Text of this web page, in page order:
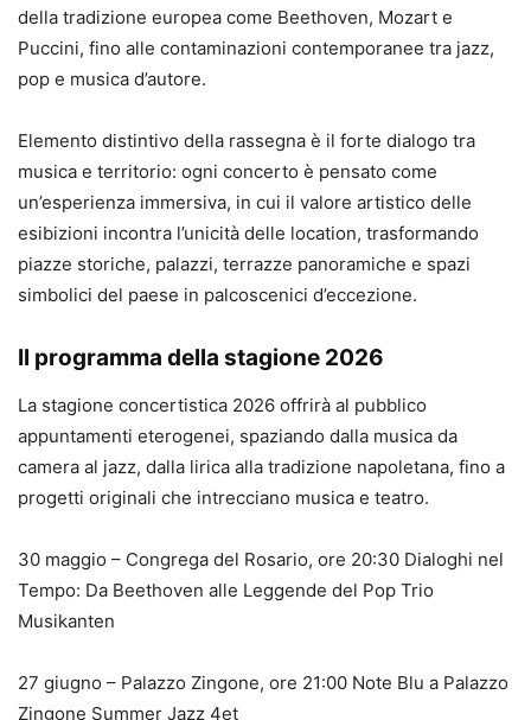
della tradizione europea come Beethoven, Mozart e
Puccini, fino alle contaminazioni contemporanee tra jazz,
pop e musica d’autore.
Elemento distintivo della rassegna è il forte dialogo tra
musica e territorio: ogni concerto è pensato come
un’esperienza immersiva, in cui il valore artistico delle
esibizioni incontra l’unicità delle location, trasformando
piazze storiche, palazzi, terrazze panoramiche e spazi
simbolici del paese in palcoscenici d’eccezione.
Il programma della stagione 2026
La stagione concertistica 2026 offrirà al pubblico
appuntamenti eterogenei, spaziando dalla musica da
camera al jazz, dalla lirica alla tradizione napoletana, fino a
progetti originali che intrecciano musica e teatro.
30 maggio – Congrega del Rosario, ore 20:30 Dialoghi nel
Tempo: Da Beethoven alle Leggende del Pop Trio
Musikanten
27 giugno – Palazzo Zingone, ore 21:00 Note Blu a Palazzo
Zingone Summer Jazz 4et